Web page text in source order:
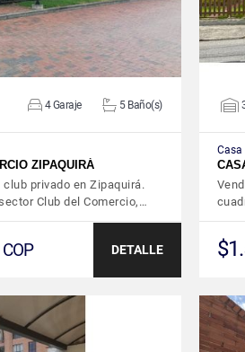
4 Garaje 5 Baño(s)
ZIPAQUIRÁ
privado en Zipaquirá.
Club del Comercio,…
COP DETALLE
Casa